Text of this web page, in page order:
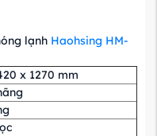
lạnh Haohsing HM-
x 1270 mm